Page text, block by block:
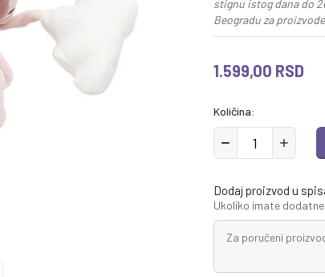
stignu istog dana do
Beogradu za
1.599,00 RSD
Količina:
Dodaj proizvod u
Ukoliko imate